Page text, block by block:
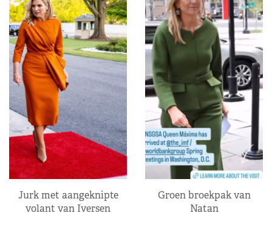
Jurk met aangeknipte
volant van Iversen
Groen broekpak van
Natan